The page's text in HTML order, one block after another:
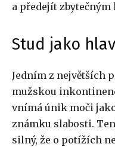
a předejít
Stud jako
Jedním z největších
mužskou
vnímá únik moči
známku slabosti.
silný, že o potížích